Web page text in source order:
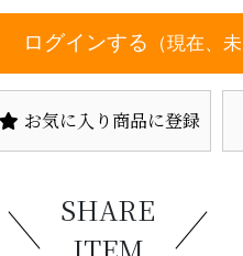
ログインする （現在、
お気に入り商品に登録
SHARE